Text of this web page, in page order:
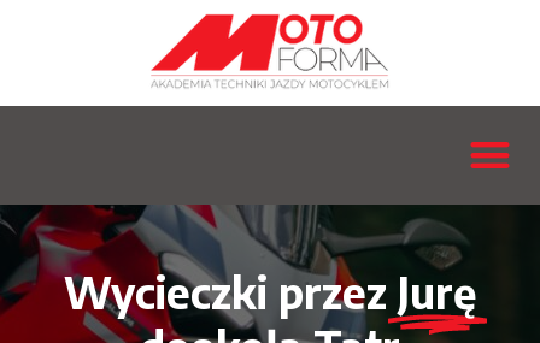
Wycieczki przez Jurę